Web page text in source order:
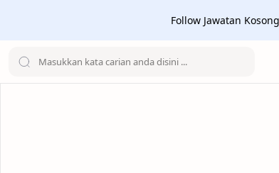
Follow Jawatan